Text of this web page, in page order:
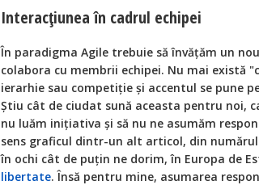
Interacțiunea în cadrul echipei
În paradigma Agile trebuie să învățăm un
colabora cu membrii echipei. Nu mai există
ierarhie sau competiție și accentul se pune
Știu cât de ciudat sună aceasta pentru noi,
nu luăm inițiativa și să nu ne asumăm
sens graficul dintr-un alt articol, din
în ochi cât de puțin ne dorim, în Europa de
libertate. Însă pentru mine, asumarea